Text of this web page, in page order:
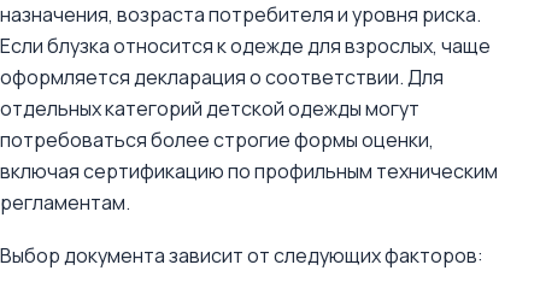
назначения, возраста потребителя и уровня риска.
Если блузка относится к одежде для взрослых, чаще
оформляется декларация о соответствии. Для
отдельных категорий детской одежды могут
потребоваться более строгие формы оценки,
включая сертификацию по профильным техническим
регламентам.
Выбор документа зависит от следующих факторов: